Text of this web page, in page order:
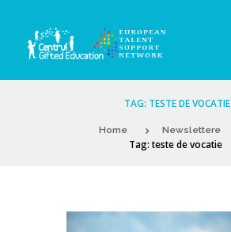
TAG: TESTE DE VOCATIE
Home Newslettere
Tag: teste de vocatie